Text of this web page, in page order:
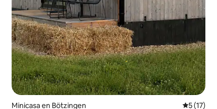
Minicasa en Bötzingen 5 (17)